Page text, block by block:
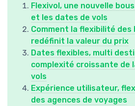
Flexivol, une nouvelle
et les dates de vols
Comment la flexibilité des
redéfinit la valeur du prix
Dates flexibles, multi
complexité croissante de
vols
Expérience utilisateur,
des agences de voyages